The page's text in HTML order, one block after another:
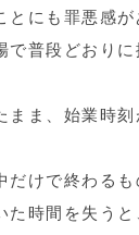
とにも罪悪感が
で普段どおりに
まま、始業時刻
だけで終わる
た時間を失う